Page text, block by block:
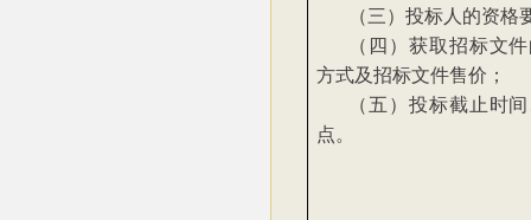
（三）投标人的资格
（四）获取招标文
方式及招标文件售价；
（五）投标截止时
点。